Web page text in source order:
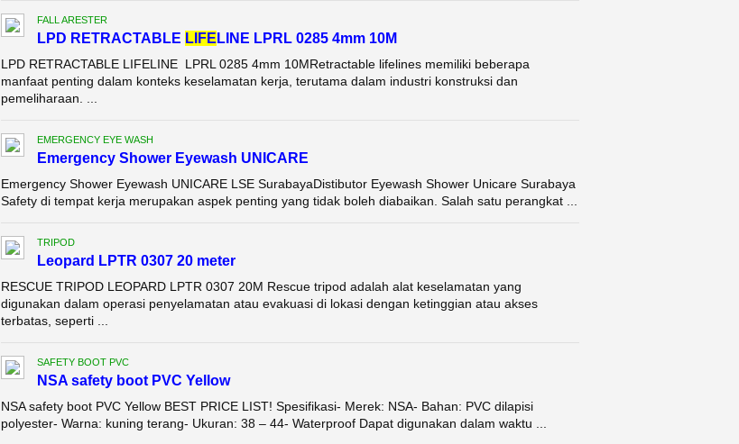
FALL ARESTER
LPD RETRACTABLE LIFE LINE LPRL 0285 4mm 10M
LPD RETRACTABLE LIFELINE LPRL 0285 4mm 10MRetractable lifelines memiliki beberapa
manfaat penting dalam konteks keselamatan kerja, terutama dalam industri konstruksi dan
pemeliharaan. ...
EMERGENCY EYE WASH
Emergency Shower Eyewash UNICARE
Emergency Shower Eyewash UNICARE LSE SurabayaDistibutor Eyewash Shower Unicare Surabaya
Safety di tempat kerja merupakan aspek penting yang tidak boleh diabaikan. Salah satu perangkat ...
TRIPOD
Leopard LPTR 0307 20 meter
RESCUE TRIPOD LEOPARD LPTR 0307 20M Rescue tripod adalah alat keselamatan yang
digunakan dalam operasi penyelamatan atau evakuasi di lokasi dengan ketinggian atau akses
terbatas, seperti ...
SAFETY BOOT PVC
NSA safety boot PVC Yellow
NSA safety boot PVC Yellow BEST PRICE LIST! Spesifikasi- Merek: NSA- Bahan: PVC dilapisi
polyester- Warna: kuning terang- Ukuran: 38 – 44- Waterproof Dapat digunakan dalam waktu ...